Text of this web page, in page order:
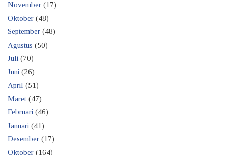
November (17)
Oktober (48)
September (48)
Agustus (50)
Juli (70)
Juni (26)
April (51)
Maret (47)
Februari (46)
Januari (41)
Desember (17)
Oktober (164)